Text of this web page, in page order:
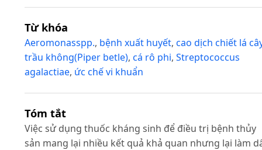
Từ khóa
Aeromonasspp., bệnh xuất huyết, cao dịch chiết lá
trầu không(Piper betle), cá rô phi, Streptococcus
agalactiae, ức chế vi khuẩn
Tóm tắt
Việc sử dụng thuốc kháng sinh để điều trị bệnh thủy
sản mang lại nhiều kết quả khả quan nhưng lại làm